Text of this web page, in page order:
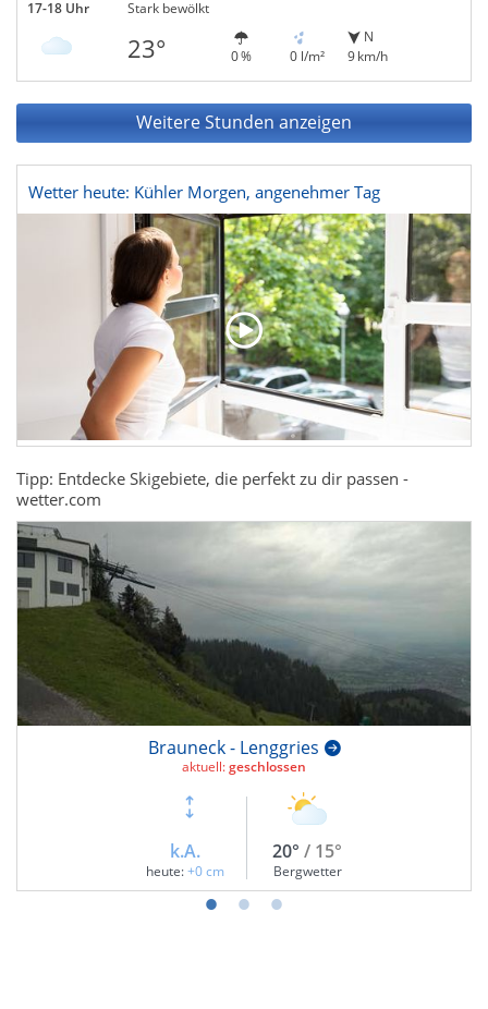
17-18 Uhr Stark bewölkt
23° 0 % 0 l/m²
N
9 km/h
Weitere Stunden anzeigen
Wetter heute: Kühler Morgen, angenehmer Tag
Tipp: Entdecke Skigebiete, die perfekt zu dir passen -
wetter.com
Brauneck - Lenggries
aktuell:geschlossen
k.A.
heute:+0 cm
20° / 15°
Bergwetter